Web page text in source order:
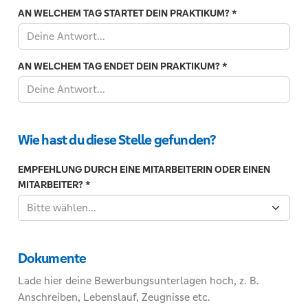
AN WELCHEM TAG STARTET DEIN PRAKTIKUM?*
AN WELCHEM TAG ENDET DEIN PRAKTIKUM?*
Wie hast du diese Stelle gefunden?
EMPFEHLUNG DURCH EINE MITARBEITERIN ODER EINEN
MITARBEITER?*
Bitte wählen...
Dokumente
Lade hier deine Bewerbungsunterlagen hoch, z. B.
Anschreiben, Lebenslauf, Zeugnisse etc.